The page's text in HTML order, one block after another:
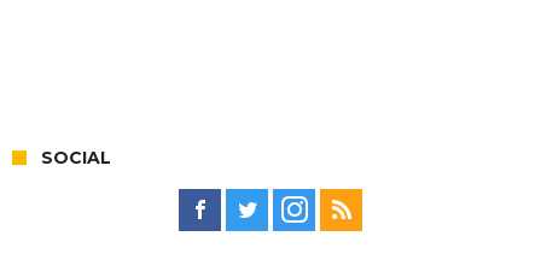
SOCIAL